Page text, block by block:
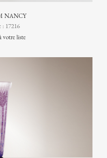
NANCY
: 17216
votre liste